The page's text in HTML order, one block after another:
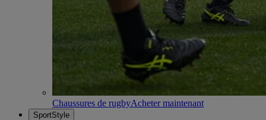
Chaussures de rugbyAcheter maintenant
SportStyle